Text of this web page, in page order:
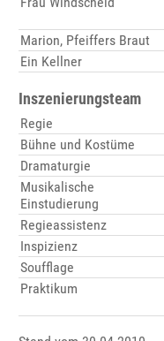
Marion, Pfeiffers Braut
Ein Kellner
Inszenierungsteam
Regie
Bühne und Kostüme
Dramaturgie
Musikalische
Einstudierung
Regieassistenz
Inspizienz
Soufflage
Praktikum